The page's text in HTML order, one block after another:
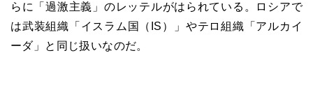
らに「過激主義」のレッテルがはられている。ロシアで
は武装組織「イスラム国（IS）」やテロ組織「アルカイ
ーダ」と同じ扱いなのだ。